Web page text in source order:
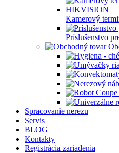
Kamerový
Príslušenstvo
Spracovanie nerezu
Servis
BLOG
Kontakty
Registrácia zariadenia